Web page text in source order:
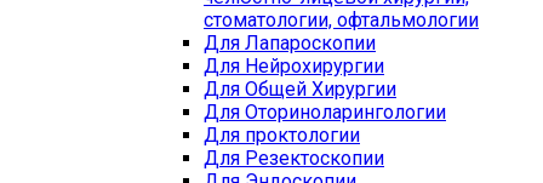
стоматологии, офтальмологии
Для Лапароскопии
Для Нейрохирургии
Для Общей Хирургии
Для Оториноларингологии
Для проктологии
Для Резектоскопии